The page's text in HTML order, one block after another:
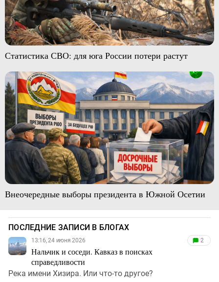
Статистика СВО: для юга России потери растут
Внеочередные выборы президента в Южной Осетии
ПОСЛЕДНИЕ ЗАПИСИ В БЛОГАХ
13:16, 24 июня 2026
Нальчик и соседи. Кавказ в поисках
справедливости
2
Река имени Хизира. Или что-то другое?